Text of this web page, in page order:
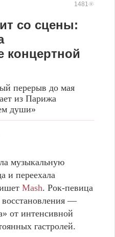
1481
со сцены:
концертной
перерыв до мая
из Парижа
души»
заявила о приостановке
музыкальную
и переехала
Mash. Рок-певица
восстановления —
от интенсивной
гастролей.